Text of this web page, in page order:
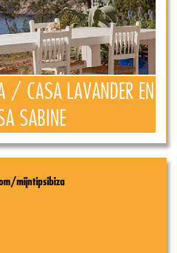
/ CASA LAVANDER EN
SABINE
mijntipsibiza